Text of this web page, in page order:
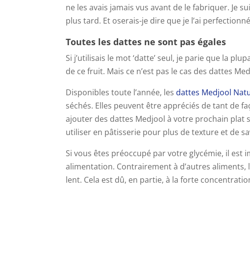
ne les avais jamais vus avant de le fabriquer. Je
plus tard. Et oserais-je dire que je l’ai
Toutes les dattes ne sont pas égales
Si j’utilisais le mot ‘datte’ seul, je parie que la
de ce fruit. Mais ce n’est pas le cas des dattes
Disponibles toute l’année, les dattes Medjool
séchés. Elles peuvent être appréciés de tant de
ajouter des dattes Medjool à votre prochain plat
utiliser en pâtisserie pour plus de texture et de
Si vous êtes préoccupé par votre glycémie, il
alimentation. Contrairement à d’autres
lent. Cela est dû, en partie, à la forte